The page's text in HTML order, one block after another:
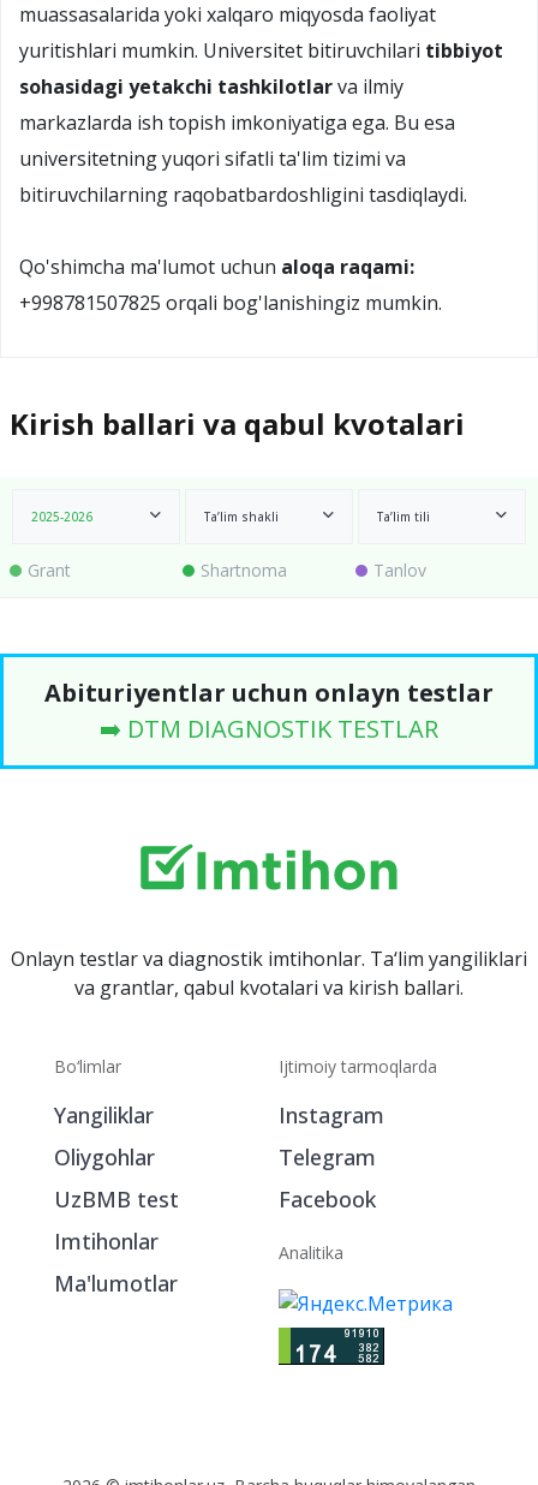
muassasalarida yoki xalqaro miqyosda faoliyat
yuritishlari mumkin. Universitet bitiruvchilari tibbiyot
sohasidagi yetakchi tashkilotlarva ilmiy
markazlarda ish topish imkoniyatiga ega. Bu esa
universitetning yuqori sifatli ta'lim tizimi va
bitiruvchilarning raqobatbardoshligini tasdiqlaydi.
Qo'shimcha ma'lumot uchun aloqa raqami:
+998781507825 orqali bog'lanishingiz mumkin.
Kirish ballari va qabul kvotalari
2025-2026 Ta’lim shakli Ta’lim tili
Grant Shartnoma Tanlov
Abituriyentlar uchun onlayn testlar
➡️ DTM DIAGNOSTIK TESTLAR
Onlayn testlar va diagnostik imtihonlar. Ta‘lim yangiliklari
va grantlar, qabul kvotalari va kirish ballari.
Bo‘limlar
Yangiliklar
Oliygohlar
UzBMB test
Imtihonlar
Ma'lumotlar
Ijtimoiy tarmoqlarda
Instagram
Telegram
Facebook
Analitika